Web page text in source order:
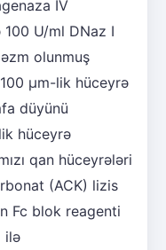
IV
U/ml DNaz I
olunmuş
μm-lik hüceyrə
düyünü
hüceyrə
qan hüceyrələri
(ACK) lizis
Fc blok reagenti
ilə